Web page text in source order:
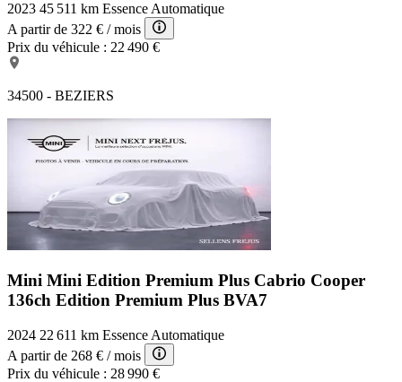
2023 45 511 km Essence Automatique
A partir de 322 € / mois
Prix du véhicule : 22 490 €
34500 - BEZIERS
Mini Mini Edition Premium Plus Cabrio Cooper
136ch Edition Premium Plus BVA7
2024 22 611 km Essence Automatique
A partir de 268 € / mois
Prix du véhicule : 28 990 €